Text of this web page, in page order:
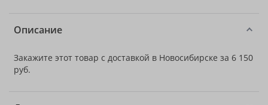
Описание
Закажите этот товар с доставкой в Новосибирске за 6 150
руб.